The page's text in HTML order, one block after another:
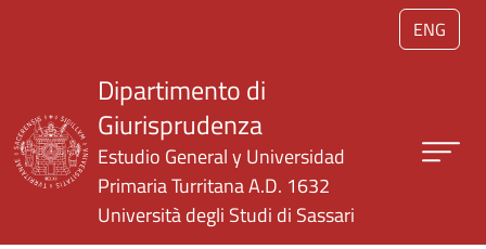
Salta al contenuto principale
ENG
Dipartimento di
Giurisprudenza
Estudio General y Universidad
Primaria Turritana A.D. 1632
Università degli Studi di Sassari